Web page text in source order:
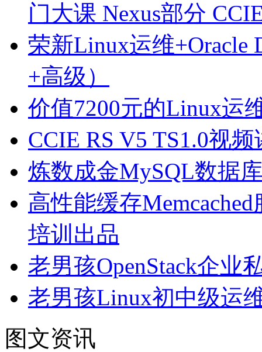
门大课 Nexus部分
荣新Linux运维+Oracle
+高级）
价值7200元的Linux运
CCIE RS V5 TS1.0视
炼数成金MySQL数据
高性能缓存
培训出品
老男孩OpenStack企业
老男孩Linux初中级运
图文资讯